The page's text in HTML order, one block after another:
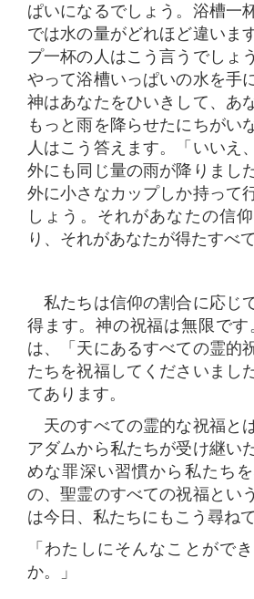
ぱいになるでしょう。浴槽一
では水の量がどれほど違い
プ一杯の人はこう言うでしょ
やって浴槽いっぱいの水を手
神はあなたをひいきして、あ
もっと雨を降らせたにちがい
人はこう答えます。「いいえ
外にも同じ量の雨が降りまし
外に小さなカップしか持って
しょう。それがあなたの信
り、それがあなたが得たすべ
私たちは信仰の割合に応じ
得ます。神の祝福は無限です
は、「天にあるすべての霊的
たちを祝福してくださいまし
てあります。
天のすべての霊的な祝福と
アダムから私たちが受け継い
めな罪深い習慣から私たち
の、聖霊のすべての祝福とい
は今日、私たちにもこう尋ね
「わたしにそんなことがで
か。」